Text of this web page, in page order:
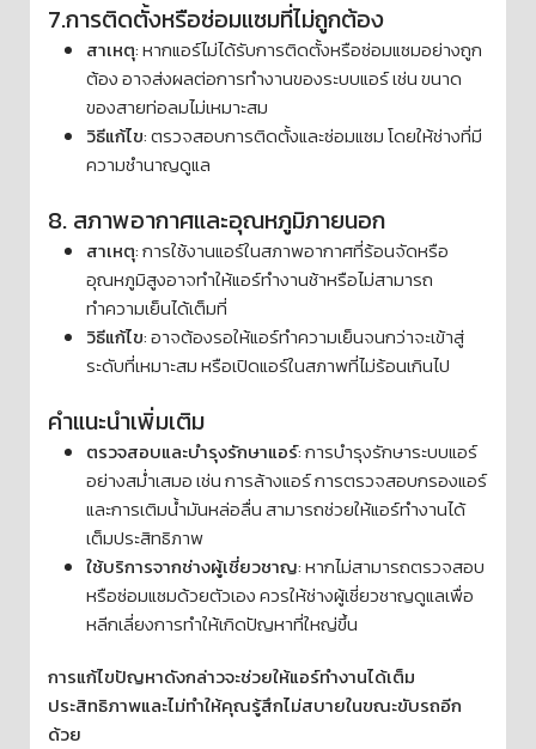
7.การติดตั้งหรือซ่อมแซมที่ไม่ถูกต้อง
สาเหตุ: หากแอร์ไม่ได้รับการติดตั้งหรือซ่อมแซมอย่างถูก
ต้อง อาจส่งผลต่อการทำงานของระบบแอร์ เช่น ขนาด
ของสายท่อลมไม่เหมาะสม
วิธีแก้ไข: ตรวจสอบการติดตั้งและซ่อมแซม โดยให้ช่างที่มี
ความชำนาญดูแล
8. สภาพอากาศและอุณหภูมิภายนอก
สาเหตุ: การใช้งานแอร์ในสภาพอากาศที่ร้อนจัดหรือ
อุณหภูมิสูงอาจทำให้แอร์ทำงานช้าหรือไม่สามารถ
ทำความเย็นได้เต็มที่
วิธีแก้ไข: อาจต้องรอให้แอร์ทำความเย็นจนกว่าจะเข้าสู่
ระดับที่เหมาะสม หรือเปิดแอร์ในสภาพที่ไม่ร้อนเกินไป
คำแนะนำเพิ่มเติม
ตรวจสอบและบำรุงรักษาแอร์: การบำรุงรักษาระบบแอร์
อย่างสม่ำเสมอ เช่น การล้างแอร์ การตรวจสอบกรองแอร์
และการเติมน้ำมันหล่อลื่น สามารถช่วยให้แอร์ทำงานได้
เต็มประสิทธิภาพ
ใช้บริการจากช่างผู้เชี่ยวชาญ: หากไม่สามารถตรวจสอบ
หรือซ่อมแซมด้วยตัวเอง ควรให้ช่างผู้เชี่ยวชาญดูแลเพื่อ
หลีกเลี่ยงการทำให้เกิดปัญหาที่ใหญ่ขึ้น
การแก้ไขปัญหาดังกล่าวจะช่วยให้แอร์ทำงานได้เต็ม
ประสิทธิภาพและไม่ทำให้คุณรู้สึกไม่สบายในขณะขับรถอีก
ด้วย